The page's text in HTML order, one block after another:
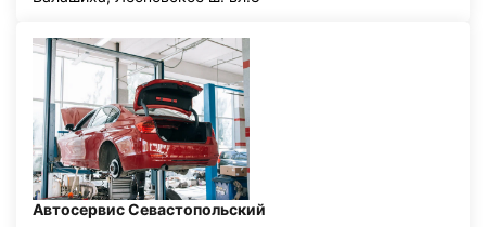
Автосервис Севастопольский